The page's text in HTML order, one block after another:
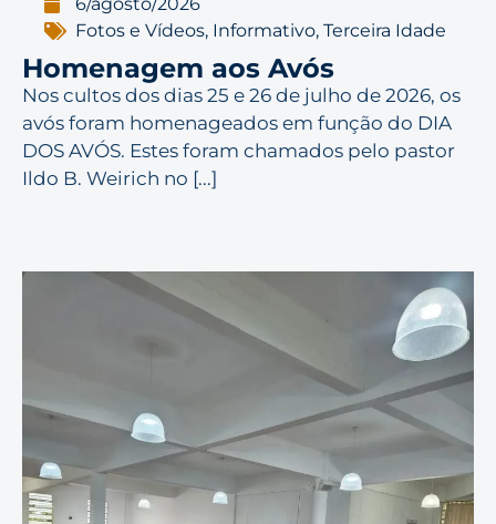
Fotos e Vídeos, Informativo,Terceira Idade
Homenagem aos Avós
Nos cultos dos dias 25 e 26 de julho de 2026, os
avós foram homenageados em função do DIA
DOS AVÓS. Estes foram chamados pelo pastor
Ildo B. Weirich no [...]